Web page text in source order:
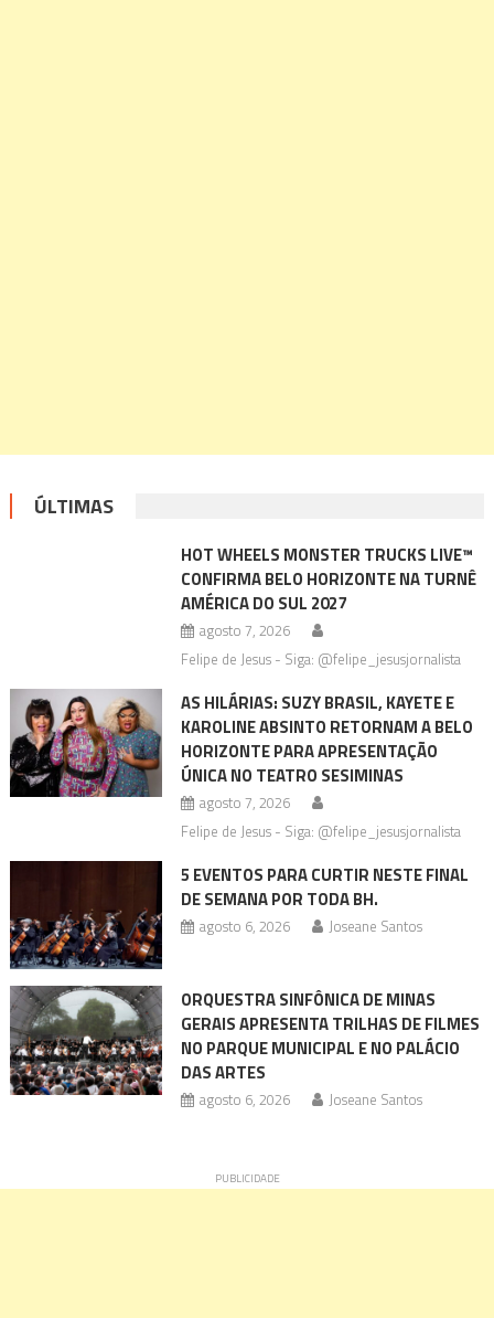
ÚLTIMAS
HOT WHEELS MONSTER TRUCKS LIVE™
CONFIRMA BELO HORIZONTE NA TURNÊ
AMÉRICA DO SUL 2027
agosto 7, 2026
Felipe de Jesus - Siga: @felipe_jesusjornalista
AS HILÁRIAS: SUZY BRASIL, KAYETE E
KAROLINE ABSINTO RETORNAM A BELO
HORIZONTE PARA APRESENTAÇÃO
ÚNICA NO TEATRO SESIMINAS
agosto 7, 2026
Felipe de Jesus - Siga: @felipe_jesusjornalista
5 EVENTOS PARA CURTIR NESTE FINAL
DE SEMANA POR TODA BH.
agosto 6, 2026 Joseane Santos
ORQUESTRA SINFÔNICA DE MINAS
GERAIS APRESENTA TRILHAS DE FILMES
NO PARQUE MUNICIPAL E NO PALÁCIO
DAS ARTES
agosto 6, 2026 Joseane Santos